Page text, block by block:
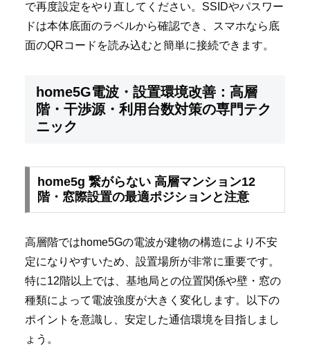
で再度設定をやり直してください。SSIDやパスワー
ドは本体底面のラベルから確認でき、スマホなら底
面のQRコードを読み込むと簡単に接続できます。
home5G電波・設置環境改善：高層
階・干渉源・利用台数対策の専門テク
ニック
home5g 繋がらない 高層マンション12
階・窓際設置の最適ポジションと注意
高層階ではhome5Gの電波が建物の構造により不安
定になりやすいため、設置場所が非常に重要です。
特に12階以上では、基地局との位置関係や壁・窓の
種類によって電波強度が大きく変化します。以下の
ポイントを意識し、安定した通信環境を目指しまし
ょう。